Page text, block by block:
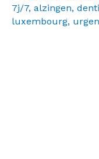
7j/7, alzingen,
luxembourg,